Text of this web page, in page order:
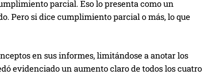
parcial. Eso lo presenta como un
Pero si dice cumplimiento parcial o más, lo que
en sus informes, limitándose a anotar los
evidenciado un aumento claro de todos los cuatro